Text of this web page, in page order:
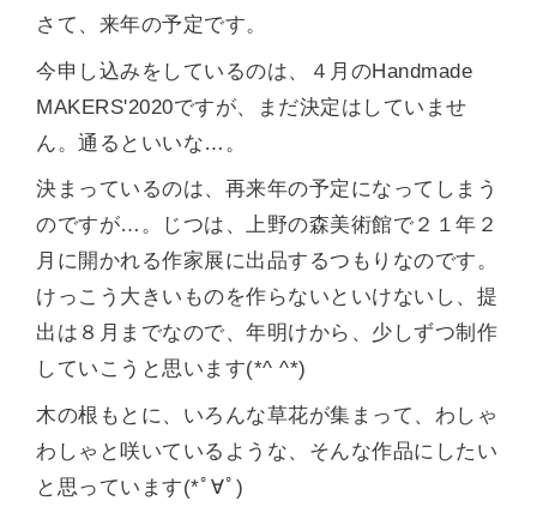
さて、来年の予定です。
今申し込みをしているのは、４月のHandmade
MAKERS'2020ですが、まだ決定はしていませ
ん。通るといいな…。
決まっているのは、再来年の予定になってしまう
のですが…。じつは、上野の森美術館で２１年２
月に開かれる作家展に出品するつもりなのです。
けっこう大きいものを作らないといけないし、提
出は８月までなので、年明けから、少しずつ制作
していこうと思います(*^ ^*)
木の根もとに、いろんな草花が集まって、わしゃ
わしゃと咲いているような、そんな作品にしたい
と思っています(*ﾟ∀ﾟ)